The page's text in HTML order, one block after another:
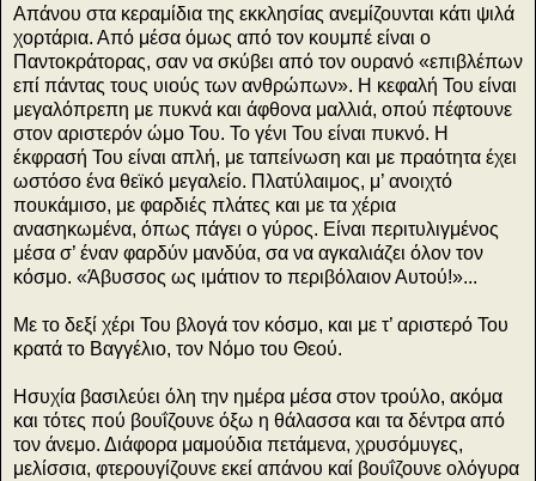
Απάνου στα κεραμίδια της εκκλησίας ανεμίζουνται κάτι ψιλά
χορτάρια. Από μέσα όμως από τον κουμπέ είναι ο
Παντοκράτορας, σαν να σκύβει από τον ουρανό «επιβλέπων
επί πάντας τους υιούς των ανθρώπων». Η κεφαλή Του είναι
μεγαλόπρεπη με πυκνά και άφθονα μαλλιά, οπού πέφτουνε
στον αριστερόν ώμο Του. Το γένι Του είναι πυκνό. Η
έκφρασή Του είναι απλή, με ταπείνωση και με πραότητα έχει
ωστόσο ένα θεϊκό μεγαλείο. Πλατύλαιμος, μ’ ανοιχτό
πουκάμισο, με φαρδιές πλάτες και με τα χέρια
ανασηκωμένα, όπως πάγει ο γύρος. Είναι περιτυλιγμένος
μέσα σ’ έναν φαρδύν μανδύα, σα να αγκαλιάζει όλον τον
κόσμο. «Άβυσσος ως ιμάτιον το περιβόλαιον Αυτού!»...
Με το δεξί χέρι Του βλογά τον κόσμο, και με τ’ αριστερό Του
κρατά το Βαγγέλιο, τον Νόμο του Θεού.
Ησυχία βασιλεύει όλη την ημέρα μέσα στον τρούλο, ακόμα
και τότες πού βουΐζουνε όξω η θάλασσα και τα δέντρα από
τον άνεμο. Διάφορα μαμούδια πετάμενα, χρυσόμυγες,
μελίσσια, φτερουγίζουνε εκεί απάνου καί βουΐζουνε ολόγυρα